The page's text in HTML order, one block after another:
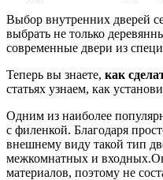
Выбор внутренних дверей
выбрать не только
современные двери из
Теперь вы знаете, как
статьях узнаем, как
Одним из наиболее
с филенкой. Благодаря
внешнему виду такой тип
межкомнатных и
материалов, поэтому не